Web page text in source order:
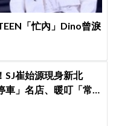
「忙內」Dino曾淚
SJ崔始源現身新北
車」名店、暖叮「常